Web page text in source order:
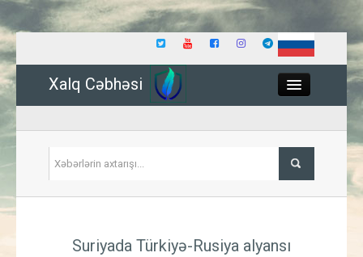
Xalq Cəbhəsi
İqtisadiyyat
Suriyada Türkiyə-Rusiya alyansı